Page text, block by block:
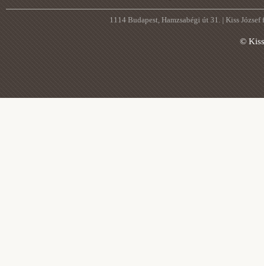
1114 Budapest, Hamzsabégi út 31. | Kiss
©